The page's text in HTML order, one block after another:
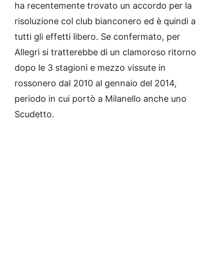
ha recentemente trovato un accordo per la
risoluzione col club bianconero ed è quindi a
tutti gli effetti libero. Se confermato, per
Allegri si tratterebbe di un clamoroso ritorno
dopo le 3 stagioni e mezzo vissute in
rossonero dal 2010 al gennaio del 2014,
periodo in cui portò a Milanello anche uno
Scudetto.